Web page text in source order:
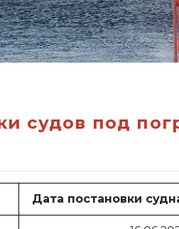
судов под
Дата постановки